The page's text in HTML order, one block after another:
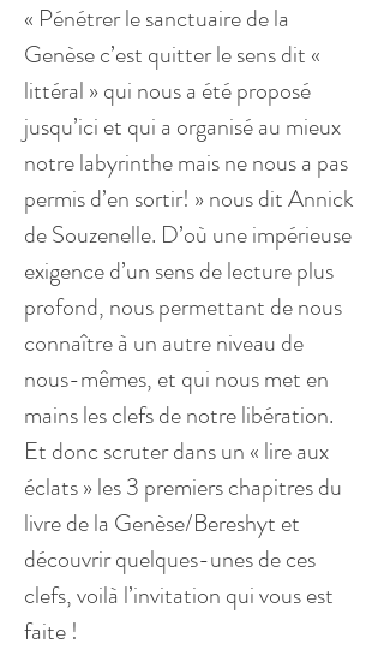
« Pénétrer le sanctuaire de la
Genèse c’est quitter le sens dit «
littéral » qui nous a été proposé
jusqu’ici et qui a organisé au mieux
notre labyrinthe mais ne nous a pas
permis d’en sortir! » nous dit Annick
de Souzenelle. D’où une impérieuse
exigence d’un sens de lecture plus
profond, nous permettant de nous
connaître à un autre niveau de
nous-mêmes, et qui nous met en
mains les clefs de notre libération.
Et donc scruter dans un « lire aux
éclats » les 3 premiers chapitres du
livre de la Genèse/Bereshyt et
découvrir quelques-unes de ces
clefs, voilà l’invitation qui vous est
faite !